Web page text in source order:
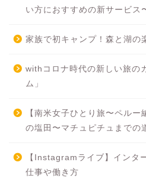
い方におすすめの新サービス
家族で初キャンプ！森と湖の
withコロナ時代の新しい旅の
ム」
【南米女子ひとり旅〜ペル
の塩田〜マチュピチュまでの
【Instagramライブ】インタ
仕事や働き方